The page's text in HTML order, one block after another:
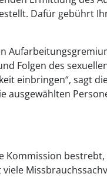
Dafür gebührt
Folgen des
einbringen“, sagt
ausgewählten